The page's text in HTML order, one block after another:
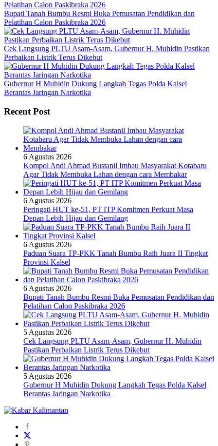
Bupati Tanah Bumbu Resmi Buka Pemusatan Pendidikan dan
Pelatihan Calon Paskibraka 2026
Cek Langsung PLTU Asam-Asam, Gubernur H. Muhidin Pastikan
Perbaikan Listrik Terus Dikebut
Gubernur H Muhidin Dukung Langkah Tegas Polda Kalsel
Berantas Jaringan Narkotika
Recent Post
6 Agustus 2026
Kompol Andi Ahmad Bustanil Imbau Masyarakat Kotabaru
Agar Tidak Membuka Lahan dengan cara Membakar
6 Agustus 2026
Peringati HUT ke-51, PT ITP Komitmen Perkuat Masa
Depan Lebih Hijau dan Gemilang
6 Agustus 2026
Paduan Suara TP-PKK Tanah Bumbu Raih Juara II Tingkat
Provinsi Kalsel
6 Agustus 2026
Bupati Tanah Bumbu Resmi Buka Pemusatan Pendidikan dan
Pelatihan Calon Paskibraka 2026
5 Agustus 2026
Cek Langsung PLTU Asam-Asam, Gubernur H. Muhidin
Pastikan Perbaikan Listrik Terus Dikebut
5 Agustus 2026
Gubernur H Muhidin Dukung Langkah Tegas Polda Kalsel
Berantas Jaringan Narkotika